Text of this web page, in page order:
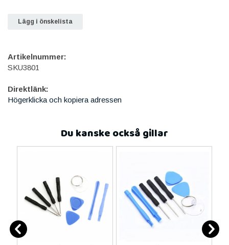
Lägg i önskelista
Artikelnummer:
SKU3801
Direktlänk:
Högerklicka och kopiera adressen
Du kanske också gillar